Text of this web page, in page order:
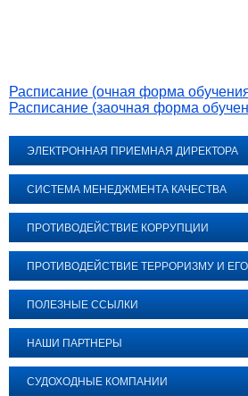
Расписание (очная форма
Расписание (заочная форма
ЭЛЕКТРОННАЯ ПРИЕМНАЯ ДИРЕКТОРА
СИСТЕМА МЕНЕДЖМЕНТА КАЧЕСТВА
ПРОТИВОДЕЙСТВИЕ КОРРУПЦИИ
ПРОТИВОДЕЙСТВИЕ ТЕРРОРИЗМУ И
ПОЛЕЗНЫЕ ССЫЛКИ
НАШИ ПАРТНЕРЫ
СУДОХОДНЫЕ КОМПАНИИ